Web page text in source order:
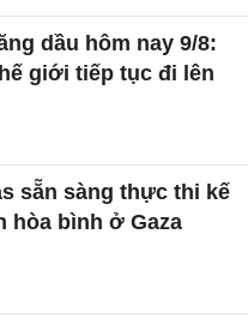
dầu hôm nay 9/8:
giới tiếp tục đi lên
sẵn sàng thực thi kế
hòa bình ở Gaza